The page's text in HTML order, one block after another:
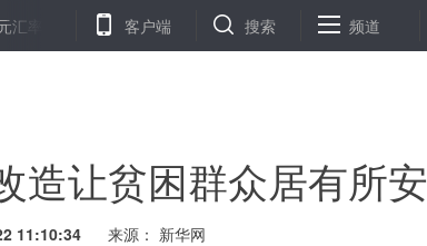
价下调2个基点 河北孟村未雨绸缪 积极备战迎峰度夏
客户端 搜索 频道
造让贫困群众居有所安
11:10:34 来源： 新华网